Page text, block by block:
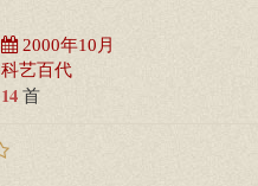
2000年10月
科艺百代
14 首